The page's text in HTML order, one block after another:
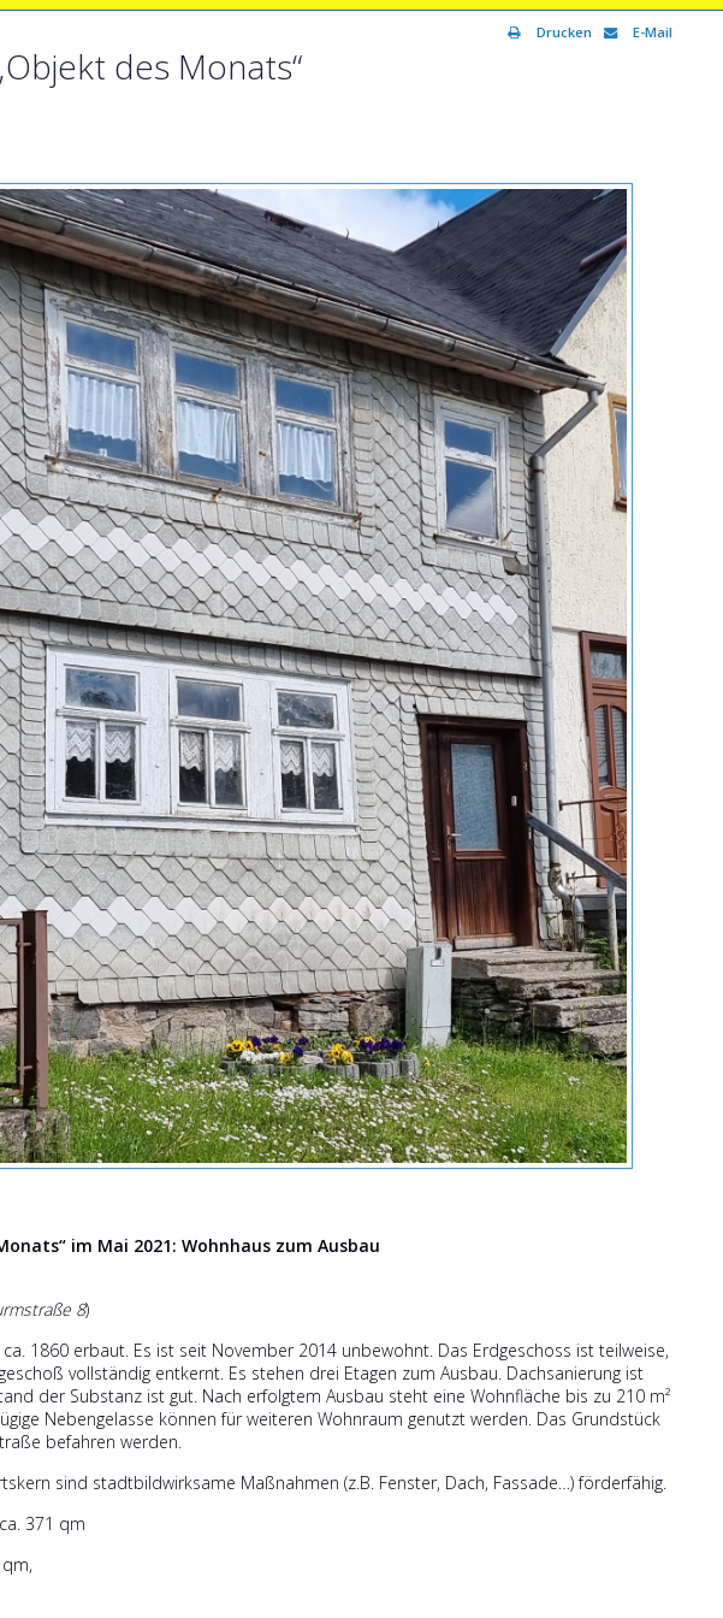
des Monats“
Drucken E-Mail
im Mai 2021:Wohnhaus zum Ausbau
8)
1860 erbaut. Es ist seit November 2014 unbewohnt. Das Erdgeschoss ist teilweise,
vollständig entkernt. Es stehen drei Etagen zum Ausbau. Dachsanierung ist
der Substanz ist gut. Nach erfolgtem Ausbau steht eine Wohnfläche bis zu 210 m²
Nebengelasse können für weiteren Wohnraum genutzt werden. Das Grundstück
befahren werden.
sind stadtbildwirksame Maßnahmen (z.B. Fenster, Dach, Fassade…) förderfähig.
ca. 371 qm